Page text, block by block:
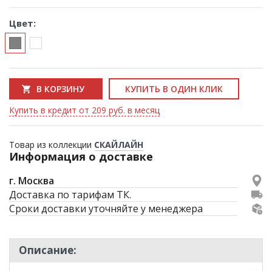
Цвет:
В КОРЗИНУ
КУПИТЬ В ОДИН КЛИК
Купить в кредит от 209 руб. в месяц
Товар из коллекции СКАЙЛАЙН
Информация о доставке
г. Москва
Доставка по тарифам ТК.
Сроки доставки уточняйте у менеджера
Описание: